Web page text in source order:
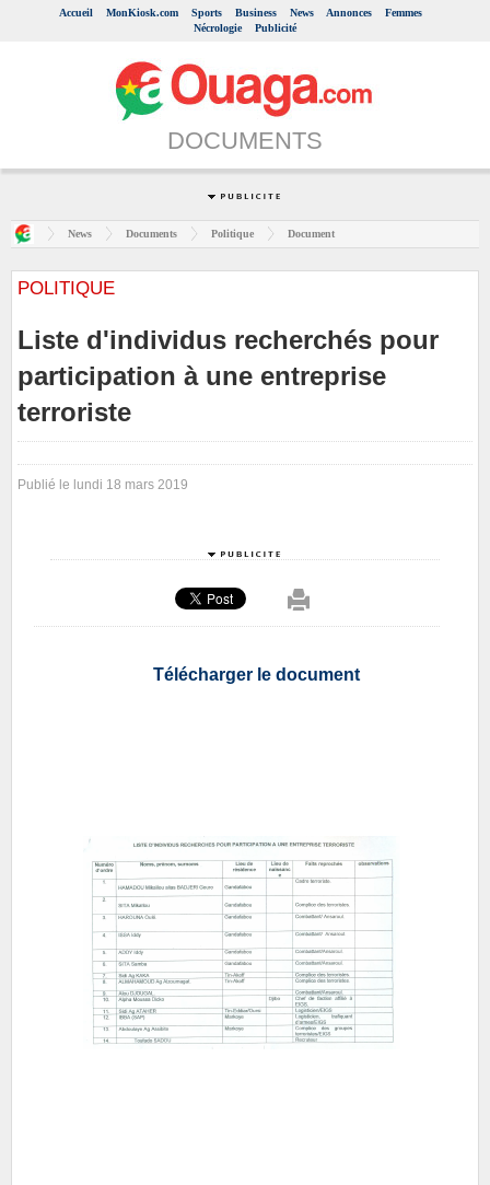
Accueil MonKiosk.com Sports Business News Annonces
Femmes
Nécrologie
Publicité
DOCUMENTS
News Documents Politique Document
POLITIQUE
Liste d'individus recherchés pour
participation à une entreprise
terroriste
Publié le lundi 18 mars 2019
Télécharger le document